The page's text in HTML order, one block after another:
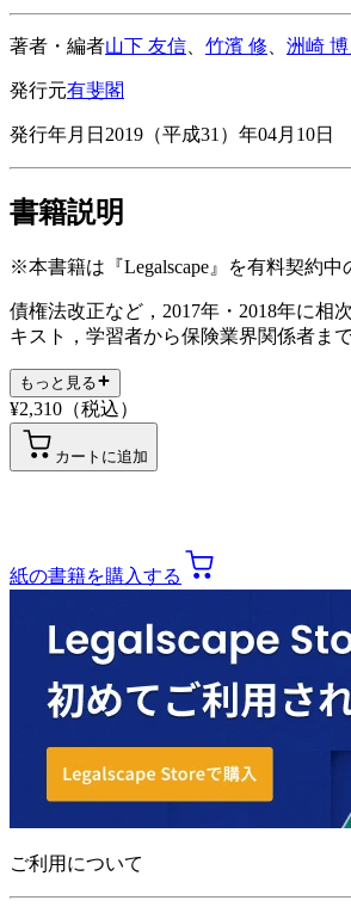
著者・編者山下 友信 竹濱 修 洲崎 博
発行元有斐閣
発行年月日 2019（平成31）年04月10日
書籍説明
※本書籍は『Legalscape』を有料契約
債権法改正など，2017年・2018年に
キスト，学習者から保険業界関係者ま
もっと見る
¥2,310 （税込）
カートに追加
紙の書籍を購入する
ご利用について